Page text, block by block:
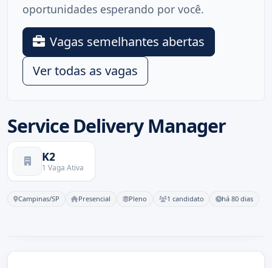
Service Delivery Manager
K2
1 Vaga Ativa
Campinas/SP Presencial Pleno 1 candidato há 80 dias
oportunidades esperando por você.
Vagas semelhantes abertas
Ver todas as vagas